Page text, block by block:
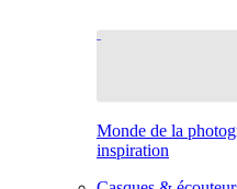
Monde de la
inspiration